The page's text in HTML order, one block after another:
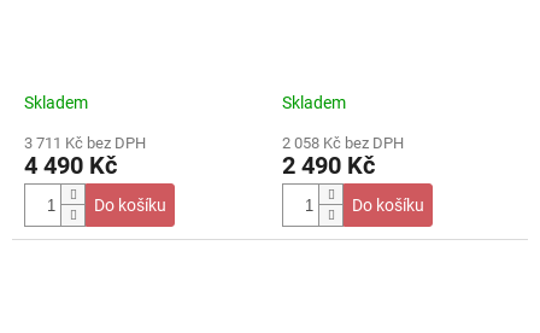
Skladem
3 711 Kč bez DPH
4 490 Kč
Do košíku
Skladem
2 058 Kč bez DPH
2 490 Kč
Do košíku